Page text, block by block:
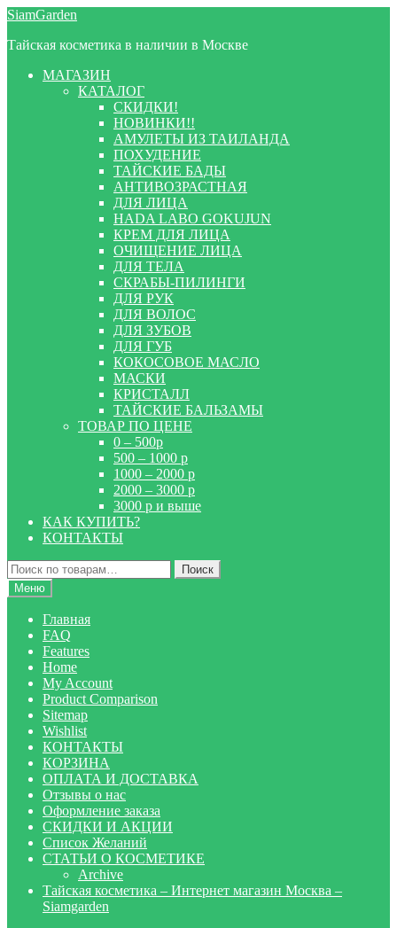
Перейти
навигации
Перейти
содержимому
SiamGarden
Тайская косметика в наличии в Москве
МАГАЗИН
КАТАЛОГ
СКИДКИ!
НОВИНКИ!!
АМУЛЕТЫ ИЗ ТАИЛАНДА
ПОХУДЕНИЕ
ТАЙСКИЕ БАДЫ
АНТИВОЗРАСТНАЯ
ДЛЯ ЛИЦА
HADA LABO GOKUJUN
КРЕМ ДЛЯ ЛИЦА
ОЧИЩЕНИЕ ЛИЦА
ДЛЯ ТЕЛА
СКРАБЫ-ПИЛИНГИ
ДЛЯ РУК
ДЛЯ ВОЛОС
ДЛЯ ЗУБОВ
ДЛЯ ГУБ
КОКОСОВОЕ МАСЛО
МАСКИ
КРИСТАЛЛ
ТАЙСКИЕ БАЛЬЗАМЫ
ТОВАР ПО ЦЕНЕ
0 – 500р
500 – 1000 р
1000 – 2000 р
2000 – 3000 р
3000 р и выше
КАК КУПИТЬ?
КОНТАКТЫ
Искать:
Поиск
Меню
Главная
FAQ
Features
Home
My Account
Product Comparison
Sitemap
Wishlist
КОНТАКТЫ
КОРЗИНА
ОПЛАТА И ДОСТАВКА
Отзывы о нас
Оформление заказа
СКИДКИ И АКЦИИ
Список Желаний
СТАТЬИ О КОСМЕТИКЕ
Archive
Тайская косметика – Интернет магазин Москва –
Siamgarden